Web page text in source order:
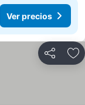
Ver precios
Compartir